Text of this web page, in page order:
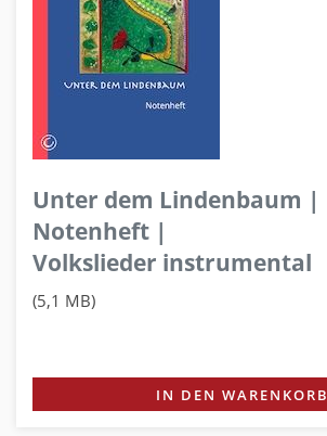
Unter dem Lindenbaum |
Notenheft |
Volkslieder instrumental
(5,1 MB)
IN DEN WARENKORB